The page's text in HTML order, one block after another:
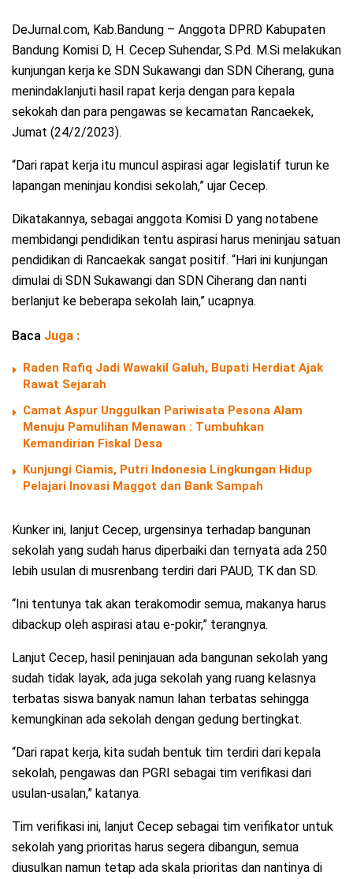
DeJurnal.com, Kab.Bandung – Anggota DPRD Kabupaten
Bandung Komisi D, H. Cecep Suhendar, S.Pd. M.Si melakukan
kunjungan kerja ke SDN Sukawangi dan SDN Ciherang, guna
menindaklanjuti hasil rapat kerja dengan para kepala
sekokah dan para pengawas se kecamatan Rancaekek,
Jumat (24/2/2023).
“Dari rapat kerja itu muncul aspirasi agar legislatif turun ke
lapangan meninjau kondisi sekolah,” ujar Cecep.
Dikatakannya, sebagai anggota Komisi D yang notabene
membidangi pendidikan tentu aspirasi harus meninjau satuan
pendidikan di Rancaekak sangat positif. “Hari ini kunjungan
dimulai di SDN Sukawangi dan SDN Ciherang dan nanti
berlanjut ke beberapa sekolah lain,” ucapnya.
Baca Juga :
Raden Rafiq Jadi Wawakil Galuh, Bupati Herdiat Ajak
Rawat Sejarah
Camat Aspur Unggulkan Pariwisata Pesona Alam
Menuju Pamulihan Menawan : Tumbuhkan
Kemandirian Fiskal Desa
Kunjungi Ciamis, Putri Indonesia Lingkungan Hidup
Pelajari Inovasi Maggot dan Bank Sampah
Kunker ini, lanjut Cecep, urgensinya terhadap bangunan
sekolah yang sudah harus diperbaiki dan ternyata ada 250
lebih usulan di musrenbang terdiri dari PAUD, TK dan SD.
“Ini tentunya tak akan terakomodir semua, makanya harus
dibackup oleh aspirasi atau e-pokir,” terangnya.
Lanjut Cecep, hasil peninjauan ada bangunan sekolah yang
sudah tidak layak, ada juga sekolah yang ruang kelasnya
terbatas siswa banyak namun lahan terbatas sehingga
kemungkinan ada sekolah dengan gedung bertingkat.
“Dari rapat kerja, kita sudah bentuk tim terdiri dari kepala
sekolah, pengawas dan PGRI sebagai tim verifikasi dari
usulan-usalan,” katanya.
Tim verifikasi ini, lanjut Cecep sebagai tim verifikator untuk
sekolah yang prioritas harus segera dibangun, semua
diusulkan namun tetap ada skala prioritas dan nantinya di